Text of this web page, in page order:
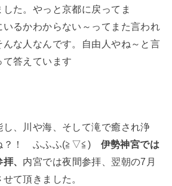
た。やっと京都に戻ってま
るかわからない～ってまた言われ
な人なんです。自由人やね～と言
答えています
、川や海、そして滝で癒され浄
？！ ふふふ(≧▽≦) 伊勢神宮では
、 内宮では夜間参拝、翌朝の7月
て頂きました。